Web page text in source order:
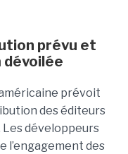
prévu et
dévoilée
prévoit
des éditeurs
Les développeurs
l’engagement des